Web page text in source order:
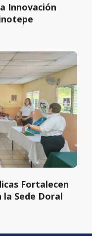
Innovación
Fortalecen
Sede Doral